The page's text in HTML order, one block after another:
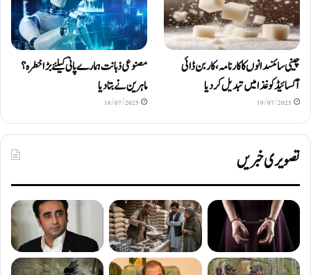
چینی سائنسدانوں کا کارنامہ، کاربن ڈائی
آکسائیڈ کو غذا میں تبدیل کردیا
19/07/2025
مصنوعی ذہانت ہمارے پانی کیلئے بڑا خطرہ؟
ماہرین نے بتا دیا
18/07/2025
تصویری خبریں